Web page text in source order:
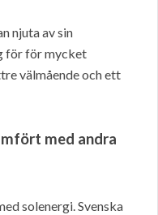
njuta av sin
för för mycket
välmående och ett
med andra
solenergi. Svenska